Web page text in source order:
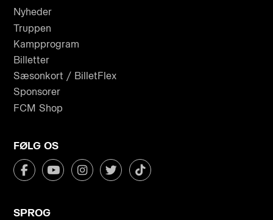
Nyheder
Truppen
Kampprogram
Billetter
Sæsonkort / BilletFlex
Sponsorer
FCM Shop
FØLG OS
SPROG